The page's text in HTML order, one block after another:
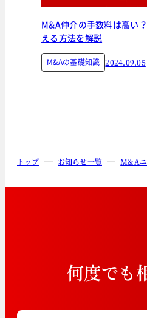
M&A仲介の手数料は高い
える方法を解説
M&Aの基礎知識 2024.09.05
トップ お知らせ一覧 M&A
何度でも